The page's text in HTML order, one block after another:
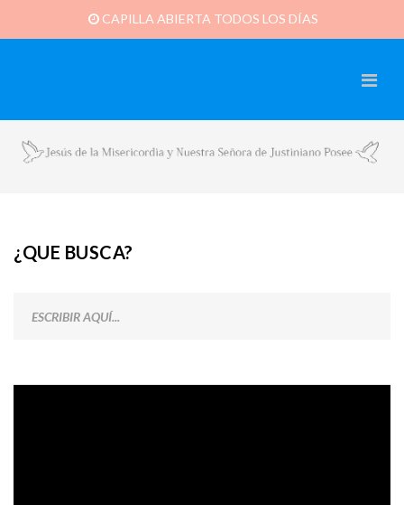
CAPILLA ABIERTA TODOS LOS DÍAS
¿QUE BUSCA?